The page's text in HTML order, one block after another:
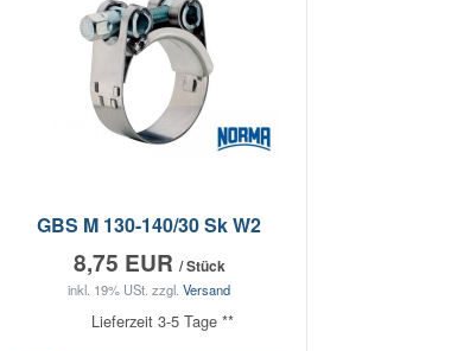
GBS M 130-140/30 Sk W2
8,75 EUR / Stück
inkl. 19% USt. zzgl.Versand
Lieferzeit 3-5 Tage **